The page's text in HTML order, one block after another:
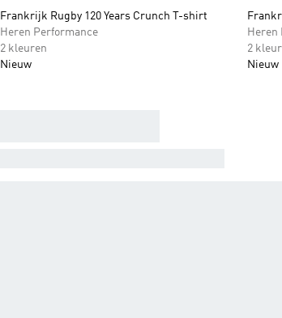
Frankrijk Rugby 120 Years Crunch T-shirt
Heren Performance
2 kleuren
Nieuw
Heren
2
Nieuw